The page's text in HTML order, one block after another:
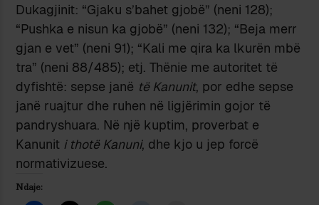
Dukagjinit: “Gjaku s’bahet gjobë” (neni 128);
“Pushka e nisun ka gjobë” (neni 132); “Beja merr
gjan e vet” (neni 91); “Kali me qira ka lkurën mbë
tra” (neni 88/485); etj. Thënie me autoritet të
dyfishtë: sepse janë të Kanunit, por edhe sepse
janë ruajtur dhe ruhen në ligjërimin gojor të
pandryshuara. Në një kuptim, proverbat e
Kanunit i thotë Kanuni, dhe kjo u jep forcë
normativizuese.
Ndaje: